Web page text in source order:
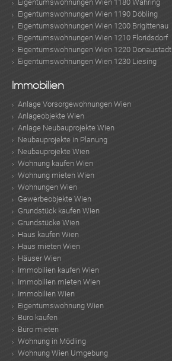
Eigentumswohnungen Wien 1180 Währing
Eigentumswohnungen Wien 1190 Döbling
Eigentumswohnungen Wien 1200 Brigittenau
Eigentumswohnungen Wien 1210 Floridsdorf
Eigentumswohnungen Wien 1220 Donaustadt
Eigentumswohnungen Wien 1230 Liesing
Immobilien
Anlage Vorsorgewohnungen Wien
Anlageobjekte Wien
Anlage Neubauprojekte Wien
Neubauprojekte in Planung
Neubauprojekte Wien
Wohnung kaufen Wien
Wohnung mieten Wien
Wohnungen Wien
Gewerbeobjekte Wien
Grundstück kaufen Wien
Grundstücke Wien
Haus kaufen Wien
Haus mieten Wien
Häuser Wien
Immobilien kaufen Wien
Immobilien mieten Wien
Immobilien Wien
Eigentumswohnung Wien
Büro kaufen
Büro mieten
Wohnung in Mödling
Wohnung Wien Umgebung